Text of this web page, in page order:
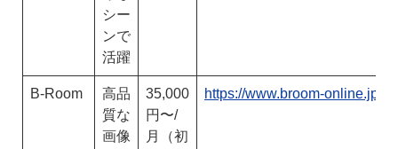
シー
ンで
活躍
B-Room
高品
質な
画像
35,000
円〜/
月（初
https://www.broom-online.jp/